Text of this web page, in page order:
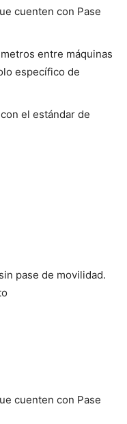
cuenten con Pase
entre máquinas
específico de
el estándar de
pase de movilidad.
cuenten con Pase